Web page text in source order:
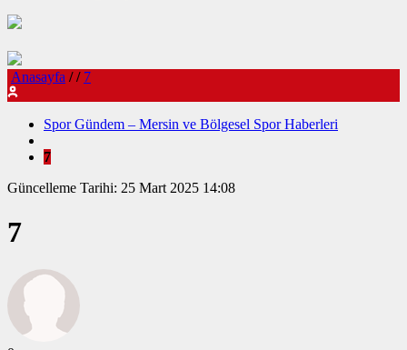
Anasayfa / / 7
Spor Gündem – Mersin ve Bölgesel Spor Haberleri
7
Güncelleme Tarihi: 25 Mart 2025 14:08
7